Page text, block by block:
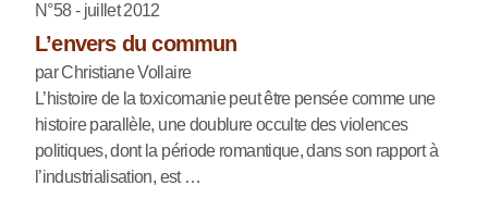
N°58 - juillet 2012
L’envers du commun
par Christiane Vollaire
L’histoire de la toxicomanie peut être pensée comme une
histoire parallèle, une doublure occulte des violences
politiques, dont la période romantique, dans son rapport à
l’industrialisation, est …